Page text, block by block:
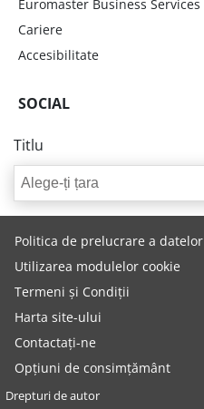
Euromaster Business Services
Cariere
Accesibilitate
SOCIAL
Titlu
Alege-ți țara
Politica de prelucrare a datelor
Utilizarea modulelor cookie
Termeni și Condiții
Harta site-ului
Contactați-ne
Opțiuni de consimțământ
Drepturi de autor